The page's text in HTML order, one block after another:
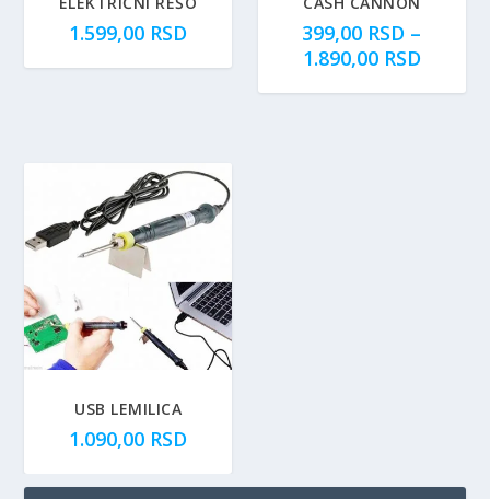
1.599,00 RSD 399,00 RSD –
1.890,00 RSDR
0
USB LEMILICA
1.090,00 RSD